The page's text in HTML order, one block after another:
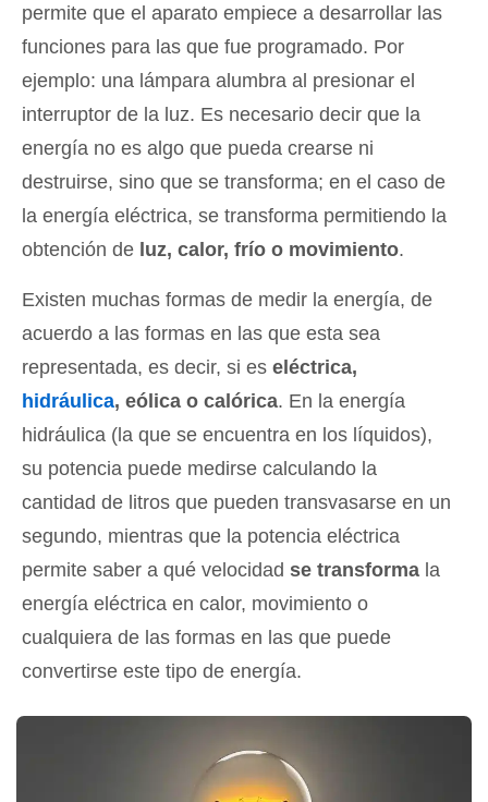
permite que el aparato empiece a desarrollar las
funciones para las que fue programado. Por
ejemplo: una lámpara alumbra al presionar el
interruptor de la luz. Es necesario decir que la
energía no es algo que pueda crearse ni
destruirse, sino que se transforma; en el caso de
la energía eléctrica, se transforma permitiendo la
obtención de luz, calor, frío o movimiento.
Existen muchas formas de medir la energía, de
acuerdo a las formas en las que esta sea
representada, es decir, si es eléctrica,
hidráulica, eólica o calórica. En la energía
hidráulica (la que se encuentra en los líquidos),
su potencia puede medirse calculando la
cantidad de litros que pueden transvasarse en un
segundo, mientras que la potencia eléctrica
permite saber a qué velocidad se transforma la
energía eléctrica en calor, movimiento o
cualquiera de las formas en las que puede
convertirse este tipo de energía.